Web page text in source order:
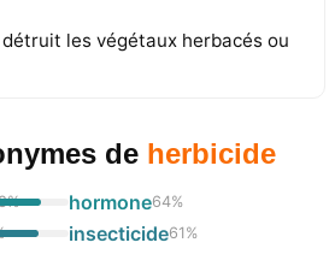
les végétaux herbacés ou
de herbicide
% hormone64%
insecticide61 %